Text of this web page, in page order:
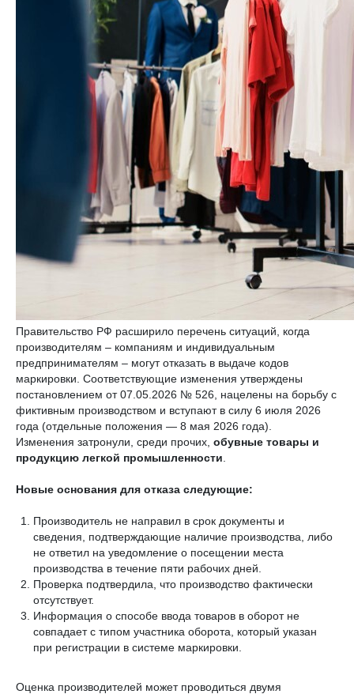
Правительство РФ расширило перечень ситуаций, когда
производителям – компаниям и индивидуальным
предпринимателям – могут отказать в выдаче кодов
маркировки. Соответствующие изменения утверждены
постановлением от 07.05.2026 № 526, нацелены на борьбу с
фиктивным производством и вступают в силу 6 июля 2026
года (отдельные положения — 8 мая 2026 года).
Изменения затронули, среди прочих, обувные товары и
продукцию легкой промышленности
Новые основания для отказа следующие:
Производитель не направил в срок документы и
сведения, подтверждающие наличие производства, либо
не ответил на уведомление о посещении места
производства в течение пяти рабочих дней.
Проверка подтвердила, что производство фактически
отсутствует.
Информация о способе ввода товаров в оборот не
совпадает с типом участника оборота, который указан
при регистрации в системе маркировки.
Оценка производителей может проводиться двумя